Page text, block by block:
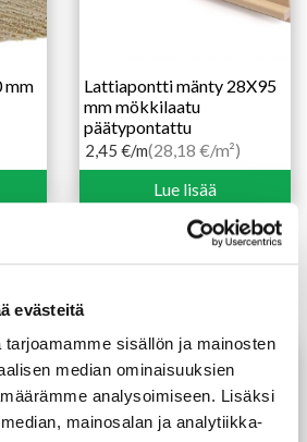
evästeitä
sisällön ja mainosten
median ominaisuuksien
analysoimiseen. Lisäksi
mainosalan ja analytiikka-
mm
Lattiapontti mänty 28X95
mm mökkilaatu
päätypontattu
2,45 €/m(28,18 €/m²)
Lue lisää